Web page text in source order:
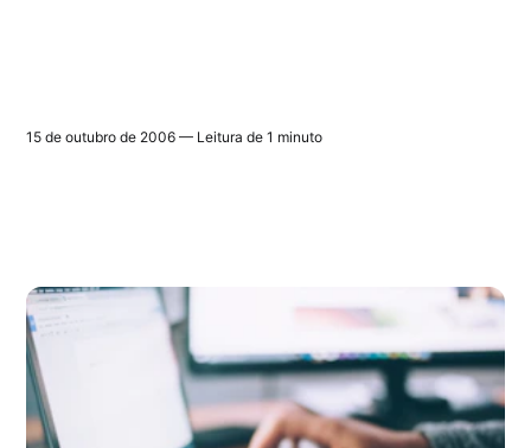
15 de outubro de 2006 — Leitura de 1 minuto